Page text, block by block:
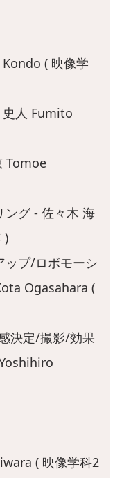
( 映像学
史人 Fumito
Tomoe
ング - 佐々木 海
)
ップ/ロボモーシ
Ogasahara (
決定/撮影/効果
( 映像学科2